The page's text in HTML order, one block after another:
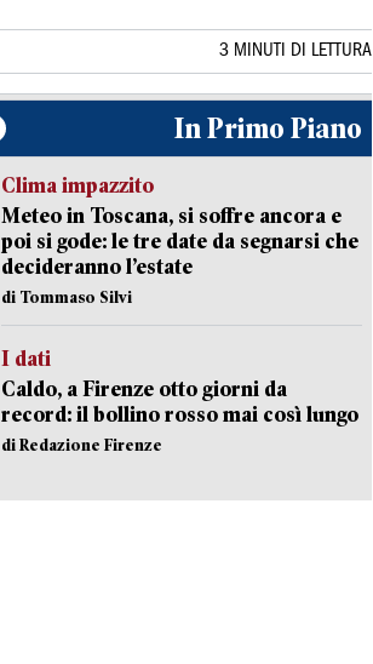
3 MINUTI DI LETTURA
In Primo Piano
Clima impazzito
Meteo in Toscana, si soffre ancora e
poi si gode: le tre date da segnarsi che
decideranno l’estate
di Tommaso Silvi
I dati
Caldo, a Firenze otto giorni da
record: il bollino rosso mai così lungo
di Redazione Firenze